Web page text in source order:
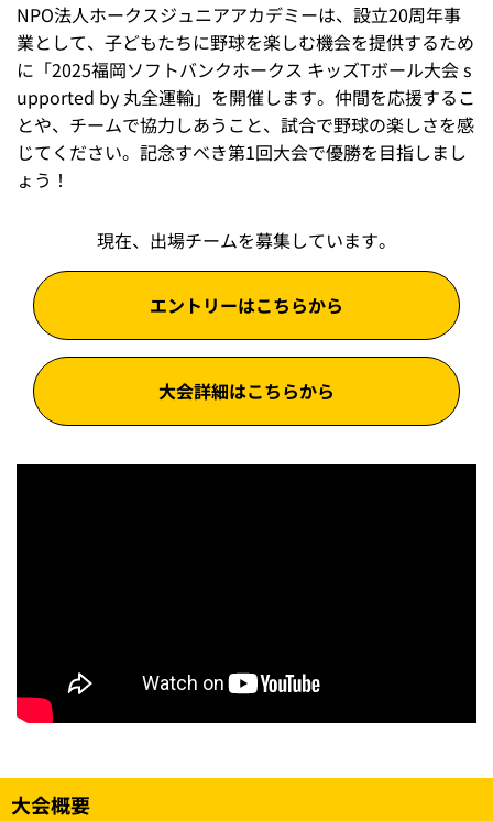
NPO法人ホークスジュニアアカデミーは、設立20周年事
業として、子どもたちに野球を楽しむ機会を提供するため
に「2025福岡ソフトバンクホークス キッズTボール大会 s
upported by 丸全運輸」を開催します。仲間を応援するこ
とや、チームで協力しあうこと、試合で野球の楽しさを感
じてください。記念すべき第1回大会で優勝を目指しまし
ょう！
現在、出場チームを募集しています。
エントリーはこちらから
大会詳細はこちらから
大会概要